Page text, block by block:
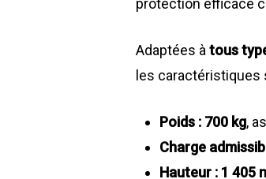
protection efficace
Adaptées àtous
les caractéristiques
Poids : 700 kg,
Charge
Hauteur : 1 405